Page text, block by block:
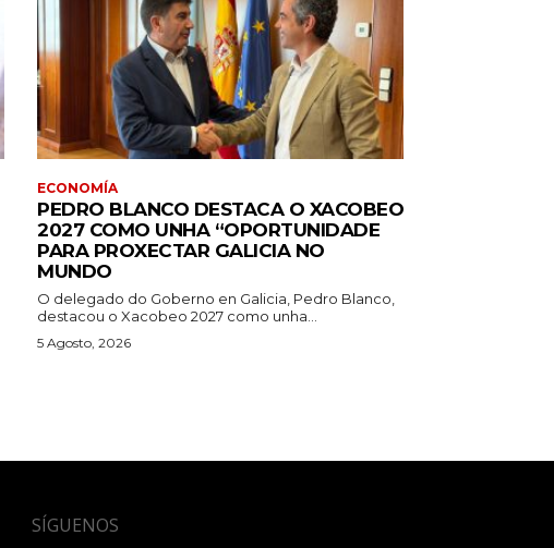
ECONOMÍA
PEDRO BLANCO DESTACA O XACOBEO
2027 COMO UNHA “OPORTUNIDADE
PARA PROXECTAR GALICIA NO
MUNDO
O delegado do Goberno en Galicia, Pedro Blanco,
destacou o Xacobeo 2027 como unha...
5 Agosto, 2026
SÍGUENOS